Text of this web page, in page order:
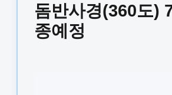
돔반사경(360도)
종예정